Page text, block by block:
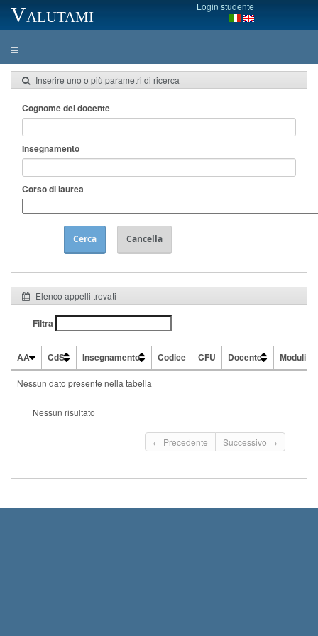
Valutami Login studente
Inserire uno o più parametri di ricerca
Cognome del docente
Insegnamento
Corso di laurea
Cerca Cancella
Elenco appelli trovati
Filtra
AA CdS Insegnamento Codice CFU Docente
Moduli
Nessun dato presente nella tabella
Nessun risultato
← Precedente Successivo →